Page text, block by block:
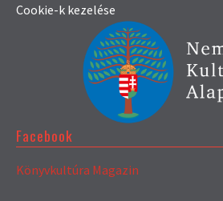
Cookie-k kezelése
Facebook
Könyvkultúra Magazin